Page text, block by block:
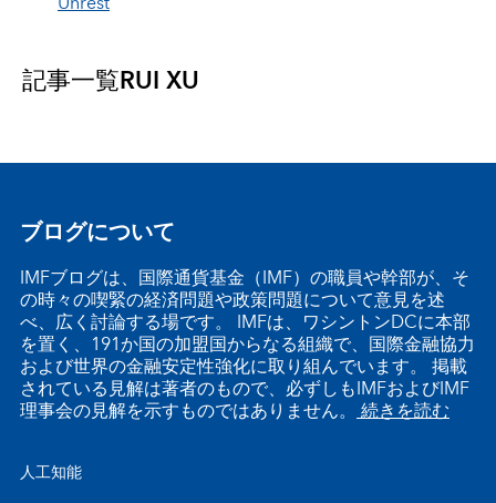
記事一覧RUI XU
ブログについて
IMFブログは、国際通貨基金（IMF）の職員や幹部が、そ
の時々の喫緊の経済問題や政策問題について意見を述
べ、広く討論する場です。 IMFは、ワシントンDCに本部
を置く、191か国の加盟国からなる組織で、国際金融協力
および世界の金融安定性強化に取り組んでいます。 掲載
されている見解は著者のもので、必ずしもIMFおよびIMF
理事会の見解を示すものではありません。 続きを読む
人工知能